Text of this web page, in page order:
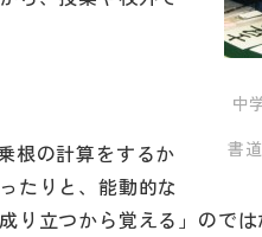
中
書
根の計算をするか
たりと、能動的な
り立つから覚える」ので